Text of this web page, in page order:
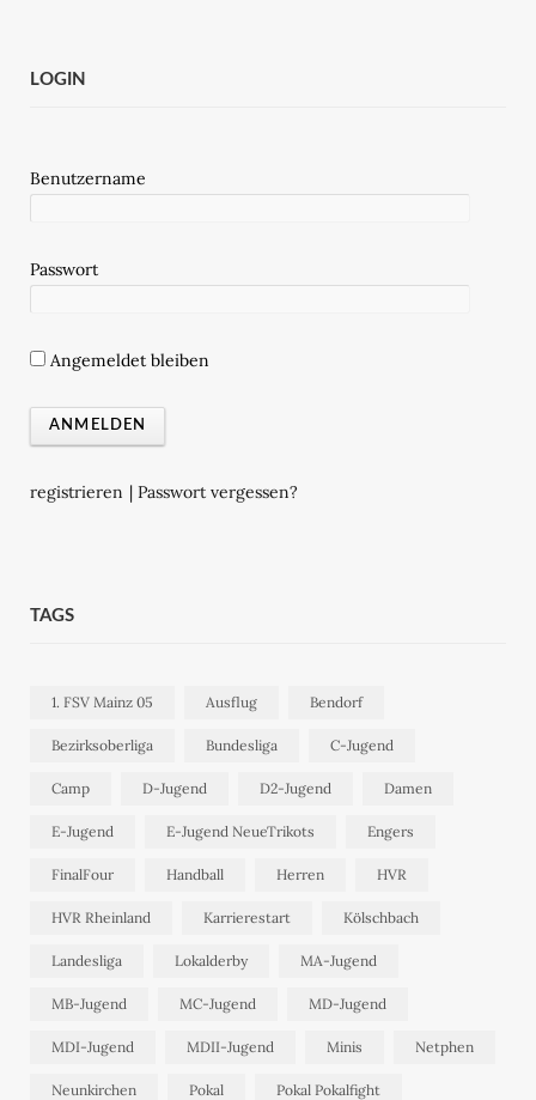
LOGIN
Benutzername
Passwort
Angemeldet bleiben
registrieren | Passwort vergessen?
TAGS
1. FSV Mainz 05 Ausflug Bendorf
Bezirksoberliga Bundesliga C-Jugend
Camp D-Jugend D2-Jugend Damen
E-Jugend E-Jugend NeueTrikots Engers
FinalFour Handball Herren HVR
HVR Rheinland Karrierestart Kölschbach
Landesliga Lokalderby MA-Jugend
MB-Jugend MC-Jugend MD-Jugend
MDI-Jugend MDII-Jugend Minis Netphen
Neunkirchen Pokal Pokal Pokalfight